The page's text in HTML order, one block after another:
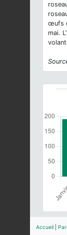
œufs
mai.
Accueil